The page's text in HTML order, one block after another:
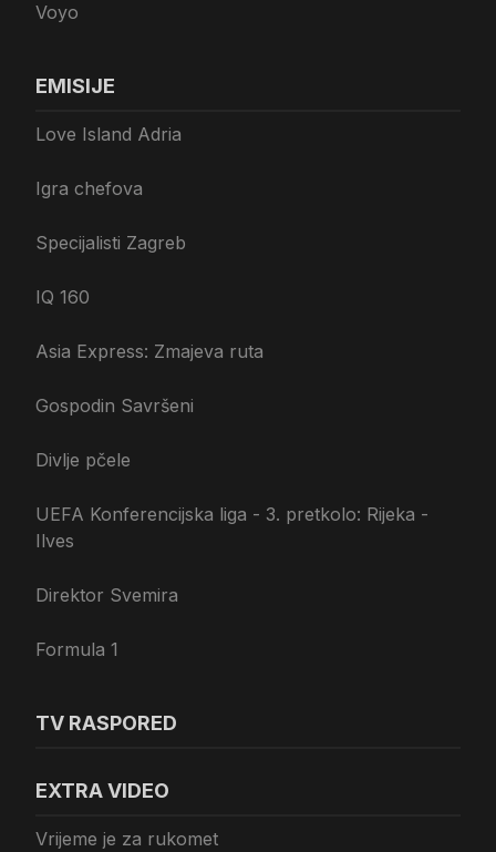
Voyo
EMISIJE
Love Island Adria
Igra chefova
Specijalisti Zagreb
IQ 160
Asia Express: Zmajeva ruta
Gospodin Savršeni
Divlje pčele
UEFA Konferencijska liga - 3. pretkolo: Rijeka -
Ilves
Direktor Svemira
Formula 1
TV RASPORED
EXTRA VIDEO
Vrijeme je za rukomet